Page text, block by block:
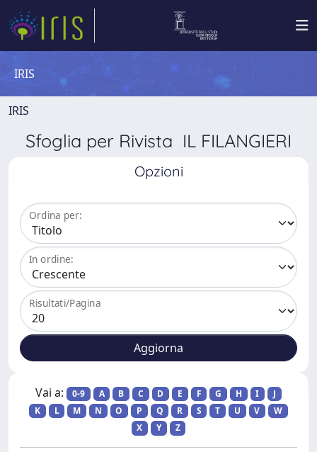
IRIS
IRIS
Sfoglia per Rivista IL FILANGIERI
Opzioni
Ordina per:
In ordine:
Risultati/Pagina
Vai a: 0-9 A B C D E F G H I
J
K
L M N O P Q R S T U V
W
X
Y Z